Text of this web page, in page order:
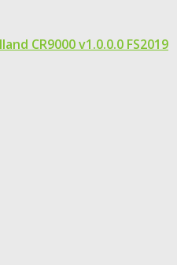
CR9000 v1.0.0.0 FS2019